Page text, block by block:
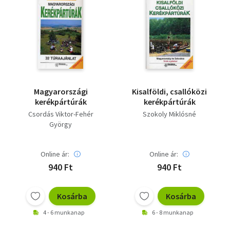
Magyarországi
kerékpártúrák
Csordás Viktor-Fehér
György
Online ár:
940 Ft
Kosárba
4 - 6 munkanap
Kisalföldi, csallóközi
kerékpártúrák
Szokoly Miklósné
Online ár:
940 Ft
Kosárba
6 - 8 munkanap